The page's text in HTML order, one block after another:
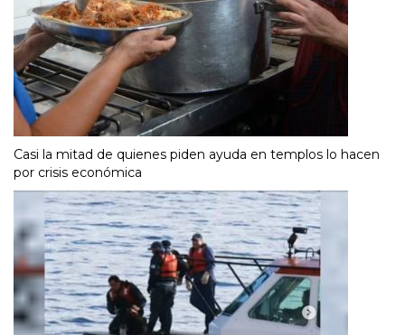
Casi la mitad de quienes piden ayuda en templos lo hacen
por crisis económica